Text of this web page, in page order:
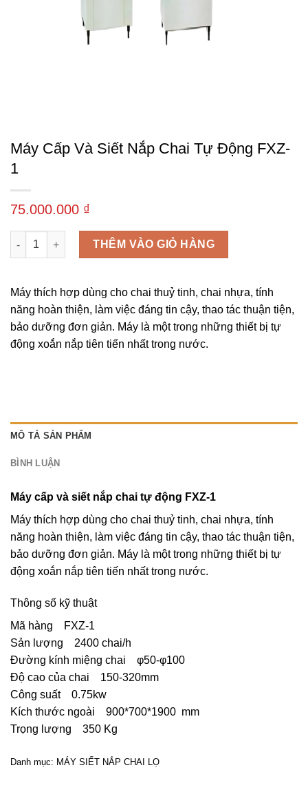
Máy Cấp Và Siết Nắp Chai Tự Động FXZ-
1
75.000.000 ₫
Máy cấp và siết nắp chai tự động FXZ-1 số lượng
THÊM VÀO GIỎ HÀNG
Máy thích hợp dùng cho chai thuỷ tinh, chai nhựa, tính
năng hoàn thiện, làm việc đáng tin cậy, thao tác thuận tiện,
bảo dưỡng đơn giản. Máy là một trong những thiết bị tự
động xoắn nắp tiên tiến nhất trong nước.
MÔ TẢ SẢN PHẨM
BÌNH LUẬN
Máy cấp và siết nắp chai tự động FXZ-1
Máy thích hợp dùng cho chai thuỷ tinh, chai nhựa, tính
năng hoàn thiện, làm việc đáng tin cậy, thao tác thuận tiện,
bảo dưỡng đơn giản. Máy là một trong những thiết bị tự
động xoắn nắp tiên tiến nhất trong nước.
Thông số kỹ thuật
Mã hàng FXZ-1
Sản lượng 2400 chai/h
Đường kính miệng chai φ50-φ100
Độ cao của chai 150-320mm
Công suất 0.75kw
Kích thước ngoài 900*700*1900 mm
Trọng lượng 350 Kg
Danh mục: MÁY SIẾT NẮP CHAI LỌ